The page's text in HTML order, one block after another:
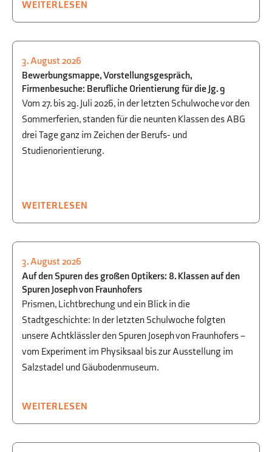
WEITERLESEN
STUDIEN- UND BERUFSORIENTIERUNG
3. August 2026
Bewerbungsmappe, Vorstellungsgespräch,
Firmenbesuche: Berufliche Orientierung für die Jg. 9
Vom 27. bis 29. Juli 2026, in der letzten Schulwoche vor den
Sommerferien, standen für die neunten Klassen des ABG
drei Tage ganz im Zeichen der Berufs- und
Studienorientierung.
WEITERLESEN
PHYSIK,AUSFLÜGE
3. August 2026
Auf den Spuren des großen Optikers: 8. Klassen auf den
Spuren Joseph von Fraunhofers
Prismen, Lichtbrechung und ein Blick in die
Stadtgeschichte: In der letzten Schulwoche folgten
unsere Achtklässler den Spuren Joseph von Fraunhofers –
vom Experiment im Physiksaal bis zur Ausstellung im
Salzstadel und Gäubodenmuseum.
WEITERLESEN